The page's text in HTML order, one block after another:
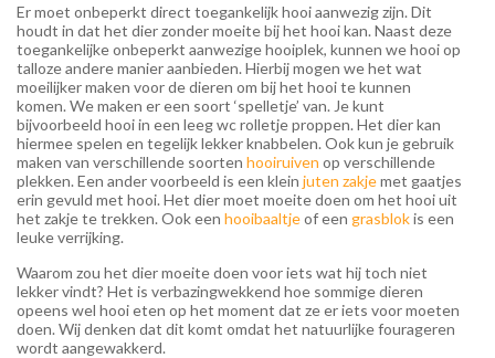
Er moet onbeperkt direct toegankelijk hooi aanwezig zijn. Dit
houdt in dat het dier zonder moeite bij het hooi kan. Naast deze
toegankelijke onbeperkt aanwezige hooiplek, kunnen we hooi op
talloze andere manier aanbieden. Hierbij mogen we het wat
moeilijker maken voor de dieren om bij het hooi te kunnen
komen. We maken er een soort ‘spelletje’ van. Je kunt
bijvoorbeeld hooi in een leeg wc rolletje proppen. Het dier kan
hiermee spelen en tegelijk lekker knabbelen. Ook kun je gebruik
maken van verschillende soorten hooiruiven op verschillende
plekken. Een ander voorbeeld is een klein juten zakjemet gaatjes
erin gevuld met hooi. Het dier moet moeite doen om het hooi uit
het zakje te trekken. Ook een hooibaaltjeof een grasblokis een
leuke verrijking.
Waarom zou het dier moeite doen voor iets wat hij toch niet
lekker vindt? Het is verbazingwekkend hoe sommige dieren
opeens wel hooi eten op het moment dat ze er iets voor moeten
doen. Wij denken dat dit komt omdat het natuurlijke fourageren
wordt aangewakkerd.